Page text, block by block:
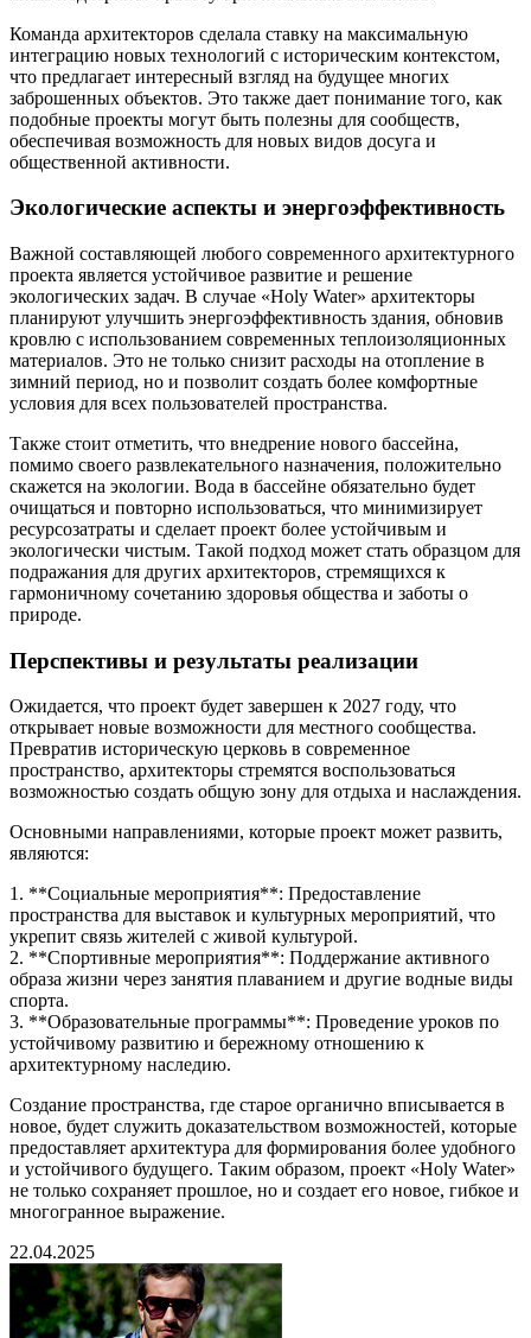
Команда архитекторов сделала ставку на максимальную
интеграцию новых технологий с историческим контекстом,
что предлагает интересный взгляд на будущее многих
заброшенных объектов. Это также дает понимание того, как
подобные проекты могут быть полезны для сообществ,
обеспечивая возможность для новых видов досуга и
общественной активности.
Экологические аспекты и энергоэффективность
Важной составляющей любого современного архитектурного
проекта является устойчивое развитие и решение
экологических задач. В случае «Holy Water» архитекторы
планируют улучшить энергоэффективность здания, обновив
кровлю с использованием современных теплоизоляционных
материалов. Это не только снизит расходы на отопление в
зимний период, но и позволит создать более комфортные
условия для всех пользователей пространства.
Также стоит отметить, что внедрение нового бассейна,
помимо своего развлекательного назначения, положительно
скажется на экологии. Вода в бассейне обязательно будет
очищаться и повторно использоваться, что минимизирует
ресурсозатраты и сделает проект более устойчивым и
экологически чистым. Такой подход может стать образцом для
подражания для других архитекторов, стремящихся к
гармоничному сочетанию здоровья общества и заботы о
природе.
Перспективы и результаты реализации
Ожидается, что проект будет завершен к 2027 году, что
открывает новые возможности для местного сообщества.
Превратив историческую церковь в современное
пространство, архитекторы стремятся воспользоваться
возможностью создать общую зону для отдыха и наслаждения.
Основными направлениями, которые проект может развить,
являются:
1. **Социальные мероприятия**: Предоставление
пространства для выставок и культурных мероприятий, что
укрепит связь жителей с живой культурой.
2. **Спортивные мероприятия**: Поддержание активного
образа жизни через занятия плаванием и другие водные виды
спорта.
3. **Образовательные программы**: Проведение уроков по
устойчивому развитию и бережному отношению к
архитектурному наследию.
Создание пространства, где старое органично вписывается в
новое, будет служить доказательством возможностей, которые
предоставляет архитектура для формирования более удобного
и устойчивого будущего. Таким образом, проект «Holy Water»
не только сохраняет прошлое, но и создает его новое, гибкое и
многогранное выражение.
22.04.2025